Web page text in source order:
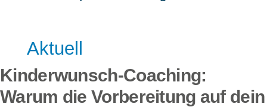
Aktuell
Kinderwunsch-Coaching:
Warum die Vorbereitung auf dein